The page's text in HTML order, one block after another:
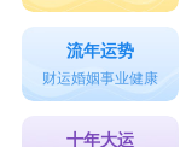
流年运势
财运婚姻事业健康
十年大运